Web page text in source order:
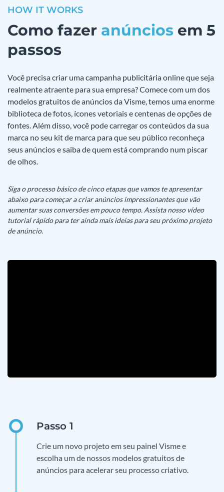
HOW IT WORKS
Como fazer anúncios em 5
passos
Você precisa criar uma campanha publicitária online que seja
realmente atraente para sua empresa? Comece com um dos
modelos gratuitos de anúncios da Visme, temos uma enorme
biblioteca de fotos, ícones vetoriais e centenas de opções de
fontes. Além disso, você pode carregar os conteúdos da sua
marca no seu kit de marca para que seu público reconheça
seus anúncios e saiba de quem está comprando num piscar
de olhos.
Siga o processo básico de cinco etapas que vamos te apresentar
abaixo para começar a criar anúncios impressionantes que vão
aumentar suas conversões em pouco tempo. Assista nosso vídeo
tutorial rápido para ter ainda mais ideias para seu próximo projeto
de anúncio.
Crie um novo projeto em seu painel Visme e
escolha um de nossos modelos gratuitos de
anúncios para acelerar seu processo criativo.